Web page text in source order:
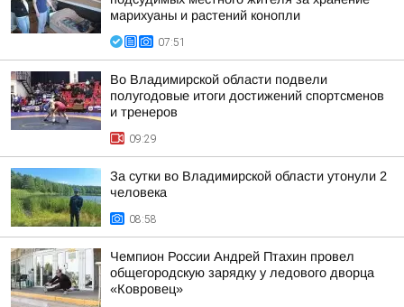
марихуаны и растений конопли
07:51
Во Владимирской области подвели
полугодовые итоги достижений спортсменов
и тренеров
09:29
За сутки во Владимирской области утонули 2
человека
08:58
Чемпион России Андрей Птахин провел
общегородскую зарядку у ледового дворца
«Ковровец»